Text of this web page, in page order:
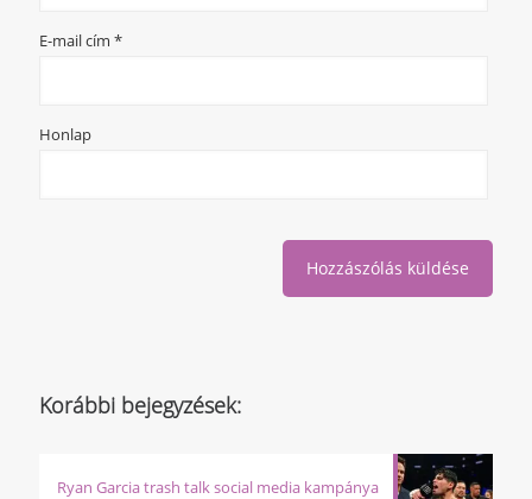
E-mail cím *
Honlap
Korábbi bejegyzések:
Ryan Garcia trash talk social media kampánya